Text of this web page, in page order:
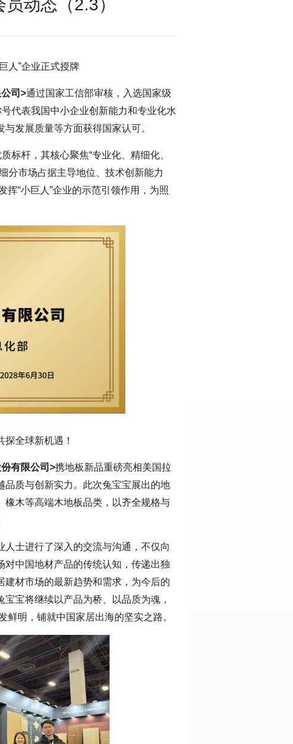
动态（2.3）
人”企业正式授牌
司>通过国家工信部审核，入选国家级
代表我国中小企业创新能力和专业化水
发展质量等方面获得国家认可。
标杆，其核心聚焦“专业化、精细化、
分市场占据主导地位、技术创新能力
“小巨人”企业的示范引领作用，为照
全球新机遇！
有限公司>携地板新品重磅亮相美国拉
质与创新实力。此次兔宝宝展出的地
木等高端木地板品类，以齐全规格与
士进行了深入的交流与沟通，不仅向
中国地材产品的传统认知，传递出独
材市场的最新趋势和需求，为今后的
宝将继续以产品为桥、以品质为魂，
鲜明，铺就中国家居出海的坚实之路。